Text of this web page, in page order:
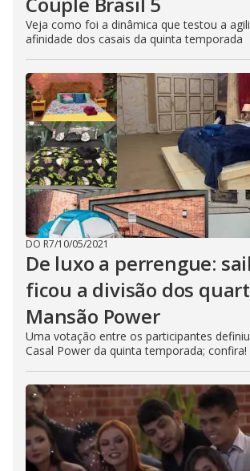
Veja como foi a dinâmica que testou a
afinidade dos casais da quinta temporada
DO R7/10/05/2021
De luxo a perrengue:
ficou a divisão dos
Mansão Power
Uma votação entre os participantes
Casal Power da quinta temporada; confira!